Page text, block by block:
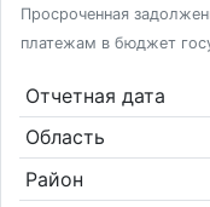
Просроченная
платежам в бюджет
Отчетная дата
Область
Район